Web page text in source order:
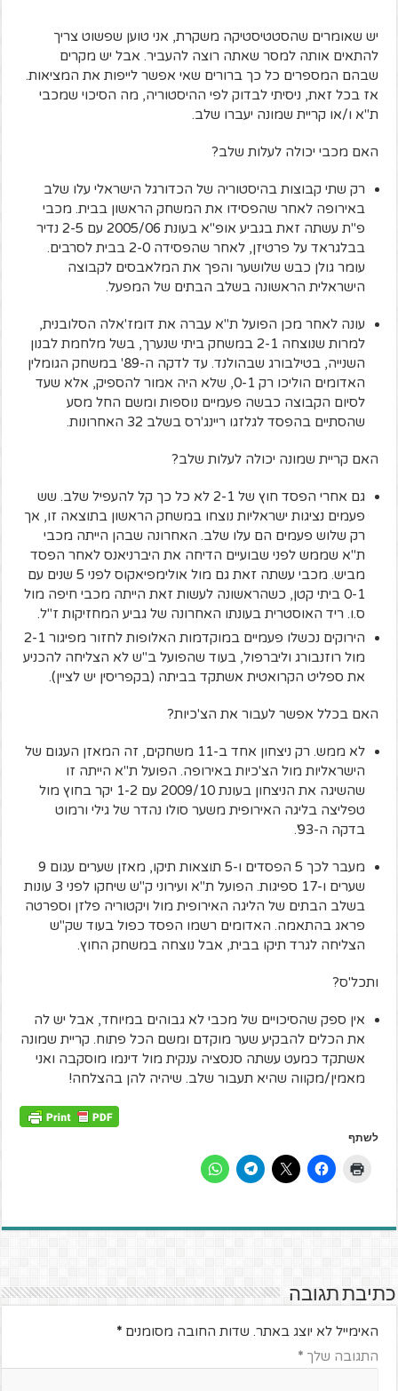
יש שאומרים שהסטטיסטיקה משקרת, אני טוען שפשוט צריך
להתאים אותה למסר שאתה רוצה להעביר. אבל יש מקרים
שבהם המספרים כל כך ברורים שאי אפשר לייפות את המציאות.
אז בכל זאת, ניסיתי לבדוק לפי ההיסטוריה, מה הסיכוי שמכבי
ת"א ו/או קריית שמונה יעברו שלב.
האם מכבי יכולה לעלות שלב?
רק שתי קבוצות בהיסטוריה של הכדורגל הישראלי עלו שלב
באירופה לאחר שהפסידו את המשחק הראשון בבית. מכבי
פ"ת עשתה זאת בגביע אופ"א בעונת 2005/06 עם 2-5 נדיר
בבלגראד על פרטיזן, לאחר שהפסידה 2-0 בבית לסרבים.
עומר גולן כבש שלושער והפך את המלאבסים לקבוצה
הישראלית הראשונה בשלב הבתים של המפעל.
עונה לאחר מכן הפועל ת"א עברה את דומז'אלה הסלובנית,
למרות שנוצחה 2-1 במשחק ביתי שנערך, בשל מלחמת לבנון
השנייה, בטילבורג שבהולנד. עד לדקה ה-89' במשחק הגומלין
האדומים הוליכו רק 0-1, שלא היה אמור להספיק, אלא שעד
לסיום הקבוצה כבשה פעמיים נוספות ומשם החל מסע
שהסתיים בהפסד לגלזגו ריינג'רס בשלב 32 האחרונות.
האם קריית שמונה יכולה לעלות שלב?
גם אחרי הפסד חוץ של 2-1 לא כל כך קל להעפיל שלב. שש
פעמים נציגות ישראליות נוצחו במשחק הראשון בתוצאה זו, אך
רק שלוש פעמים הם עלו שלב. האחרונה שבהן הייתה מכבי
ת"א שממש לפני שבועיים הדיחה את היברניאנס לאחר הפסד
מביש. מכבי עשתה זאת גם מול אולימפיאקוס לפני 5 שנים עם
0-1 ביתי קטן, כשהראשונה לעשות זאת הייתה מכבי חיפה מול
ס.ו. ריד האוסטרית בעונתו האחרונה של גביע המחזיקות ז"ל.
הירוקים נכשלו פעמיים במוקדמות האלופות לחזור מפיגור 2-1
מול רוזנבורג וליברפול, בעוד שהפועל ב"ש לא הצליחה להכניע
את ספליט הקרואטית אשתקד בביתה (בקפריסין יש לציין).
האם בכלל אפשר לעבור את הצ'כיות?
לא ממש. רק ניצחון אחד ב-11 משחקים, זה המאזן העגום של
הישראליות מול הצ'כיות באירופה. הפועל ת"א הייתה זו
שהשיגה את הניצחון בעונת 2009/10 עם 1-2 יקר בחוץ מול
טפליצה בליגה האירופית משער סולו נהדר של גילי ורמוט
בדקה ה-93'.
מעבר לכך 5 הפסדים ו-5 תוצאות תיקו, מאזן שערים עגום 9
שערים ו-17 ספיגות. הפועל ת"א ועירוני ק"ש שיחקו לפני 3 עונות
בשלב הבתים של הליגה האירופית מול ויקטוריה פלזן וספרטה
פראג בהתאמה. האדומים רשמו הפסד כפול בעוד שק"ש
הצליחה לגרד תיקו בבית, אבל נוצחה במשחק החוץ.
ותכל'ס?
אין ספק שהסיכויים של מכבי לא גבוהים במיוחד, אבל יש לה
את הכלים להבקיע שער מוקדם ומשם הכל פתוח. קריית שמונה
אשתקד כמעט עשתה סנסציה ענקית מול דינמו מוסקבה ואני
מאמין/מקווה שהיא תעבור שלב. שיהיה להן בהצלחה!
לשתף
כתיבת תגובה
האימייל לא יוצג באתר. שדות החובה מסומנים*
התגובה שלך*